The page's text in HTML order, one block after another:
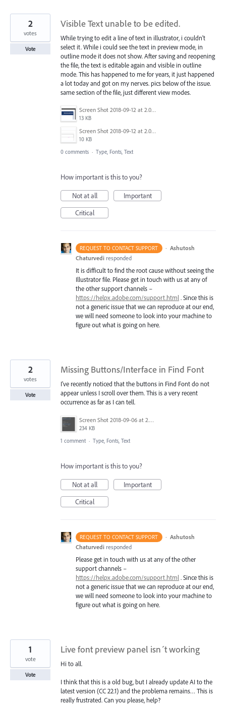
Visible Text unable to be edited.
While trying to edit a line of text in illustrator, i couldn't
select it. While i could see the text in preview mode, in
outline mode it does not show. After saving and reopening
the file, the text is editable again and visible in outline
mode. This has happened to me for years, it just happened
a lot today and got on my nerves. pics below of the issue.
same section of the file, just different view modes.
Screen Shot 2018-09-12 at 2.04.14 PM.png
13 KB
Screen Shot 2018-09-12 at 2.04.18 PM.png
10 KB
2
votes
Vote
0 comments · Type, Fonts, Text
How important is this to you?
Not at all
Important
Critical
REQUEST TO CONTACT SUPPORT · Ashutosh
Chaturvedi responded
It is difficult to find the root cause without seeing the
Illustrator file. Please get in touch with us at any of
the other support channels –
https://helpx.adobe.com/support.html. Since this is
not a generic issue that we can reproduce at our end,
we will need someone to look into your machine to
figure out what is going on here.
Missing Buttons/Interface in Find Font
I've recently noticed that the buttons in Find Font do not
appear unless I scroll over them. This is a very recent
occurrence as far as I can tell.
Screen Shot 2018-09-06 at 2.58.12 PM.png
234 KB
2
votes
Vote
1 comment · Type, Fonts, Text
How important is this to you?
Not at all
Important
Critical
REQUEST TO CONTACT SUPPORT · Ashutosh
Chaturvedi responded
Please get in touch with us at any of the other
support channels –
https://helpx.adobe.com/support.html . Since this is
not a generic issue that we can reproduce at our end,
we will need someone to look into your machine to
figure out what is going on here.
Live font preview panel isn´t working
Hi to all.
I think that this is a old bug, but I already update AI to the
latest version (CC 22.1) and the problema remains… This is
really frustrated. Can you please, help?
1
vote
Vote